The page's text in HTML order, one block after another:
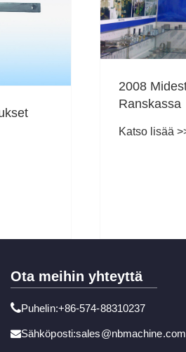
Ota meihin yhteyttä
Puhelin:+86-574-88310237
Sähköposti:sales@nbmachine.com